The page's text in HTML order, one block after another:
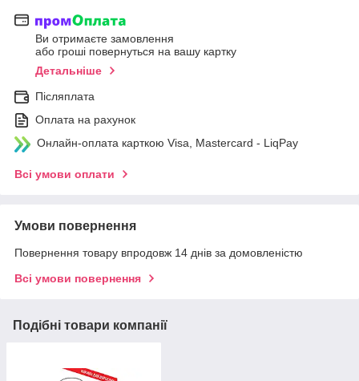
Ви отримаєте замовлення
або гроші повернуться на вашу картку
Детальніше
Післяплата
Оплата на рахунок
Онлайн-оплата карткою Visa, Mastercard - LiqPay
Всі умови оплати
Умови повернення
Повернення товару впродовж 14 днів за домовленістю
Всі умови повернення
Подібні товари компанії